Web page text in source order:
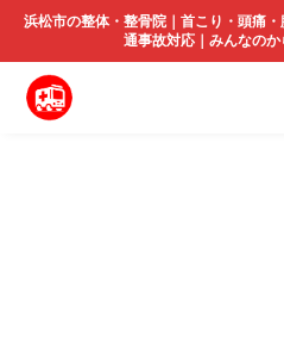
浜松市の整体・整骨院｜首こり・頭痛
通事故対応｜みんなの